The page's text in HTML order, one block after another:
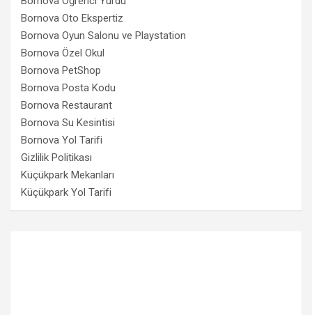
Bornova Oto Ekspertiz
Bornova Oyun Salonu ve Playstation
Bornova Özel Okul
Bornova PetShop
Bornova Posta Kodu
Bornova Restaurant
Bornova Su Kesintisi
Bornova Yol Tarifi
Gizlilik Politikası
Küçükpark Mekanları
Küçükpark Yol Tarifi